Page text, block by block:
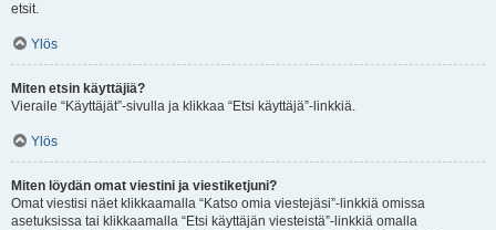
etsit.
Ylös
Miten etsin käyttäjiä?
Vieraile “Käyttäjät”-sivulla ja klikkaa “Etsi käyttäjä”-linkkiä.
Ylös
Miten löydän omat viestini ja viestiketjuni?
Omat viestisi näet klikkaamalla “Katso omia viestejäsi”-linkkiä omissa
asetuksissa tai klikkaamalla “Etsi käyttäjän viesteistä”-linkkiä omalla